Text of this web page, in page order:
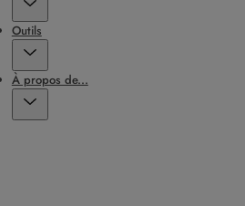
Outils
À propos de...